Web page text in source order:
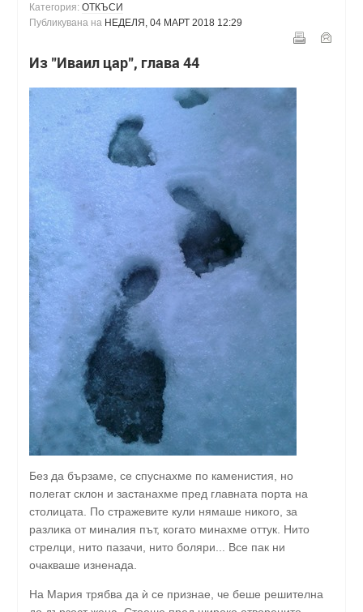
Категория: ОТКЪСИ
Публикувана на НЕДЕЛЯ, 04 МАРТ 2018 12:29
Из "Иваил цар", глава 44
Без да бързаме, се спуснахме по каменистия, но
полегат склон и застанахме пред главната порта на
столицата. По стражевите кули нямаше никого, за
разлика от миналия път, когато минахме оттук. Нито
стрелци, нито пазачи, нито боляри... Все пак ни
очакваше изненада.
На Мария трябва да ѝ се признае, че беше решителна